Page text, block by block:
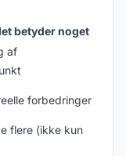
betyder noget
af
forbedringer
flere (ikke kun